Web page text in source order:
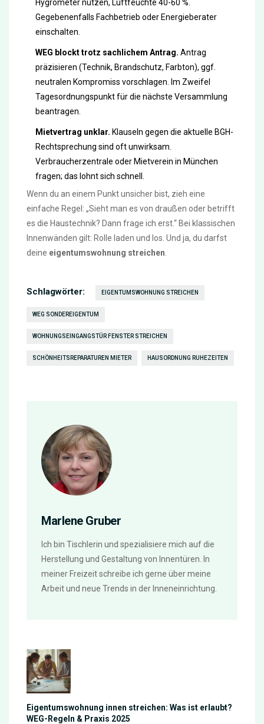
Hygrometer nutzen, Luftfeuchte 40-60 %.
Gegebenenfalls Fachbetrieb oder Energieberater
einschalten.
WEG blockt trotz sachlichem Antrag. Antrag
präzisieren (Technik, Brandschutz, Farbton), ggf.
neutralen Kompromiss vorschlagen. Im Zweifel
Tagesordnungspunkt für die nächste Versammlung
beantragen.
Mietvertrag unklar. Klauseln gegen die aktuelle BGH-
Rechtsprechung sind oft unwirksam.
Verbraucherzentrale oder Mietverein in München
fragen; das lohnt sich schnell.
Wenn du an einem Punkt unsicher bist, zieh eine
einfache Regel: „Sieht man es von draußen oder betrifft
es die Haustechnik? Dann frage ich erst.“ Bei klassischen
Innenwänden gilt: Rolle laden und los. Und ja, du darfst
deine eigentumswohnung streichen
Schlagwörter: EIGENTUMSWOHNUNG STREICHEN
WEG SONDEREIGENTUM
WOHNUNGSEINGANGSTÜR FENSTER STREICHEN
SCHÖNHEITSREPARATUREN MIETER HAUSORDNUNG RUHEZEITEN
Marlene Gruber
Ich bin Tischlerin und spezialisiere mich auf die
Herstellung und Gestaltung von Innentüren. In
meiner Freizeit schreibe ich gerne über meine
Arbeit und neue Trends in der Inneneinrichtung.
Eigentumswohnung innen streichen: Was ist erlaubt?
WEG-Regeln & Praxis 2025